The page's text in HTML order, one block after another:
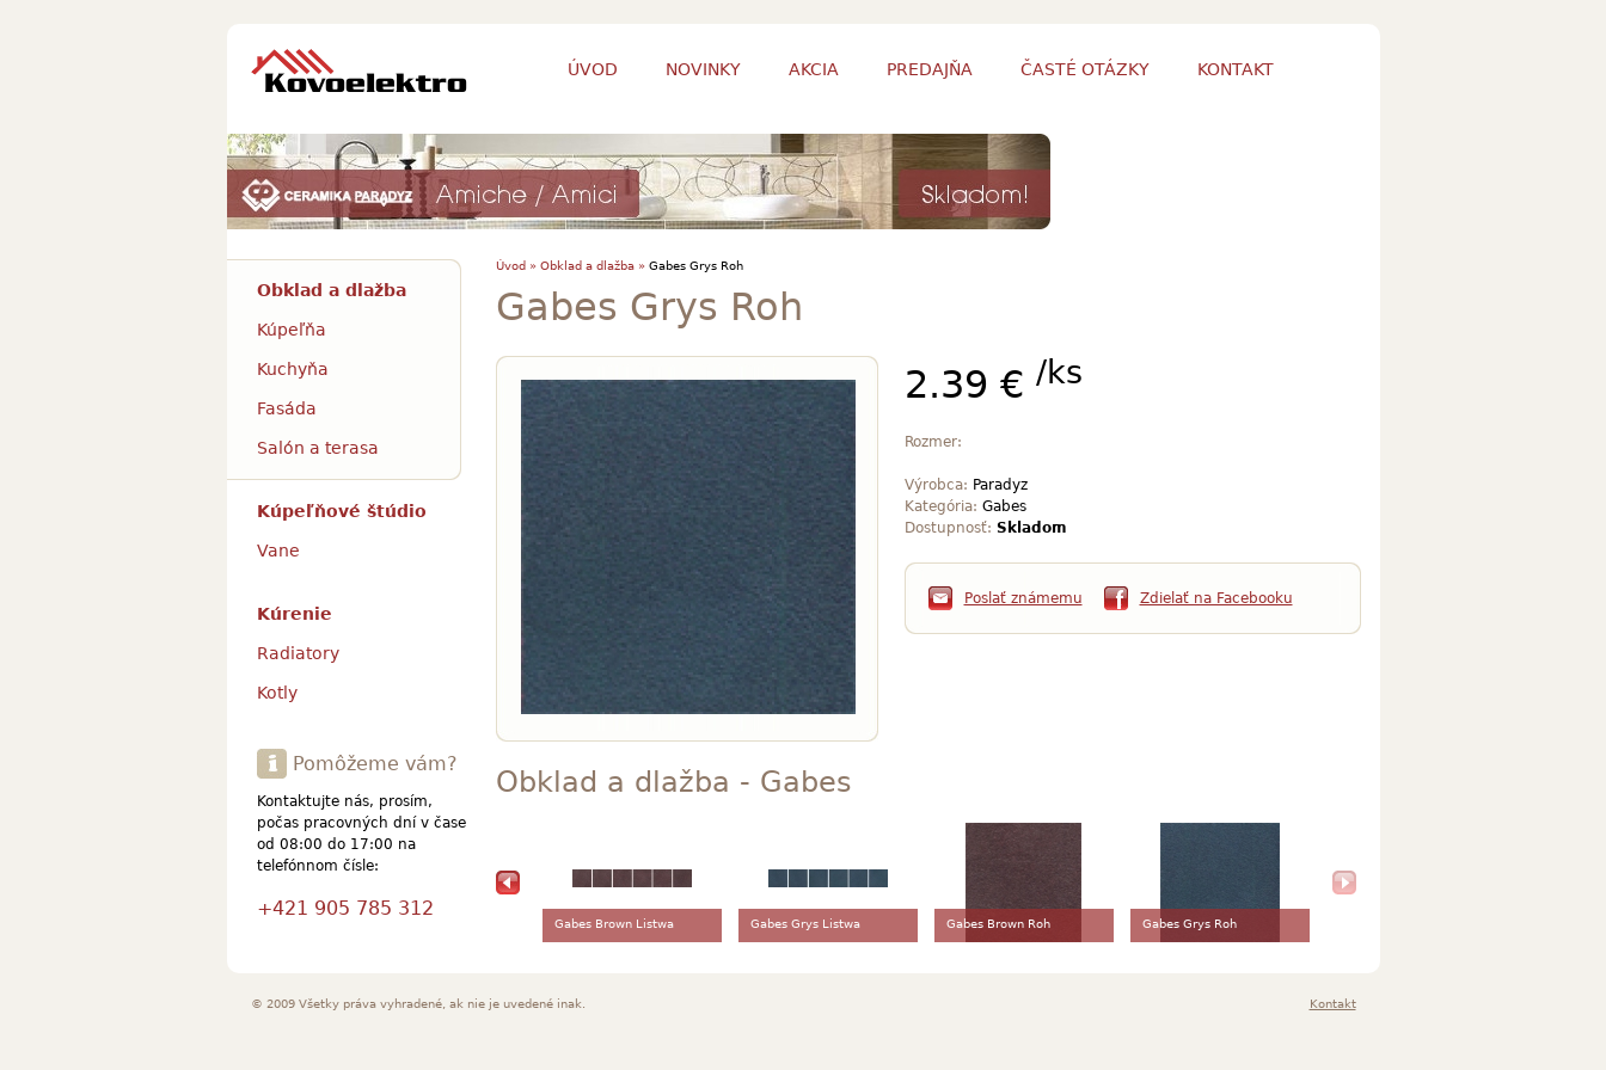
ÚVOD NOVINKY AKCIA PREDAJŇA ČASTÉ OTÁZKY KONTAKT
Úvod » Obklad a dlažba »Gabes Grys Roh
Gabes Grys Roh
2.39 € /ks
Rozmer:
Výrobca: Paradyz
Kategória: Gabes
Dostupnosť: Skladom
Poslať známemu Zdielať na Facebooku
Obklad a dlažba - Gabes
Gabes Brown Listwa Gabes Grys Listwa Gabes Brown Roh Gabes Grys Roh
Obklad a dlažba
Kúpeľňa
Kuchyňa
Fasáda
Salón a terasa
Kúpeľňové štúdio
Vane
Kúrenie
Radiatory
Kotly
Pomôžeme vám?
Kontaktujte nás, prosím,
počas pracovných dní v čase
od 08:00 do 17:00 na
telefónnom čísle:
+421 905 785 312
© 2009 Všetky práva vyhradené, ak nie je uvedené inak. Kontakt